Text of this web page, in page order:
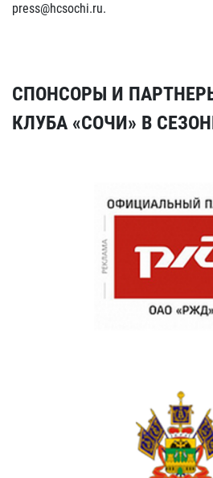
press@hcsochi.ru.
СПОНСОРЫ И
КЛУБА «СОЧИ» В